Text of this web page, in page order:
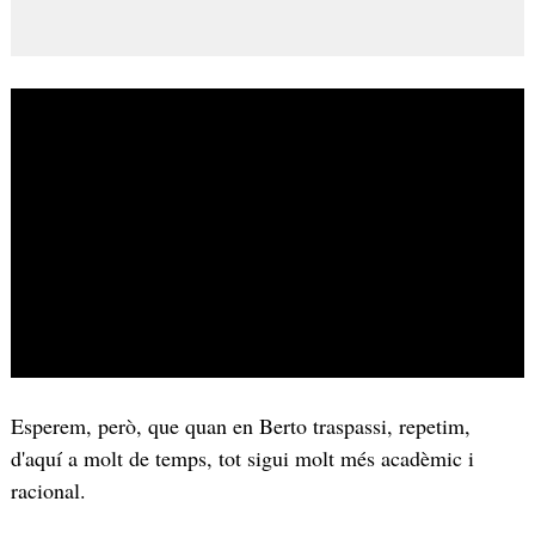
Esperem, però, que quan en Berto traspassi, repetim,
d'aquí a molt de temps, tot sigui molt més acadèmic i
racional.